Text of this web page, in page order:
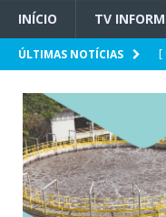
INÍCIO TV
ÚLTIMAS NOTÍCIAS [
[
[
[